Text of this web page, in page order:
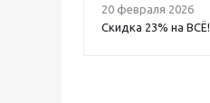
20 февраля 2026
Скидка 23% на ВСË!